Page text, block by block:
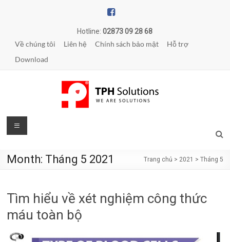
Hotline:02873 09 28 68
Về chúng tôi Liên hệ Chính sách bảo mật
Hỗ trợ
Download
TPH
WE
Phần
quản
Menu
Month: Tháng 5 2021 Trang chủ > 2021 > Tháng 5
Tìm hiểu về xét nghiệm công thức
máu toàn bộ